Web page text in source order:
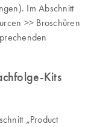
Im Abschnitt
>> Broschüren
Kits
„Product